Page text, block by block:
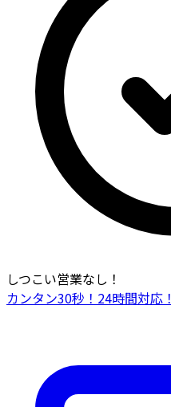
しつこい営業なし！
カンタン30秒！24時間対応！